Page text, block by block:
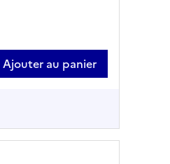
Ajouter au panier